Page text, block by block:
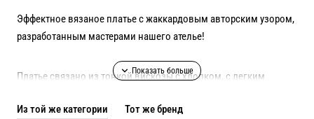
Эффектное вязаное платье с жаккардовым авторским узором,
разработанным мастерами нашего ателье!
Платье связано из тонкой вискозы с хлопком, с легким
Из той же категории Тот же бренд